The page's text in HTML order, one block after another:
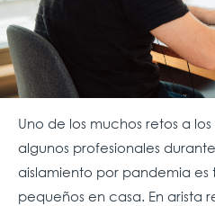
Uno de los muchos retos a
algunos profesionales
aislamiento por pandemia es
pequeños en casa. En arista